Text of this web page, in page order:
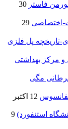
30
اختصاصی 29
تاریخچه پل فلزی
و مرکز بهداشتی
مگی
12 اکتبر
استنفورد) 9